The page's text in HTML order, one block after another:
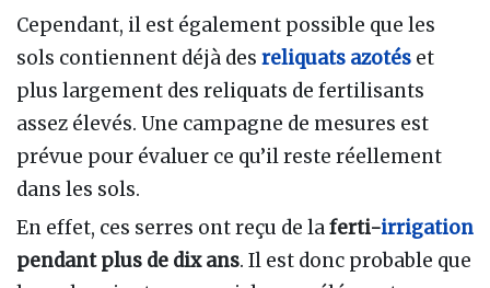
Cependant, il est également possible que les
sols contiennent déjà des reliquats azotés et
plus largement des reliquats de fertilisants
assez élevés. Une campagne de mesures est
prévue pour évaluer ce qu’il reste réellement
dans les sols.
En effet, ces serres ont reçu de laferti-irrigation
pendant plus de dix ans. Il est donc probable que